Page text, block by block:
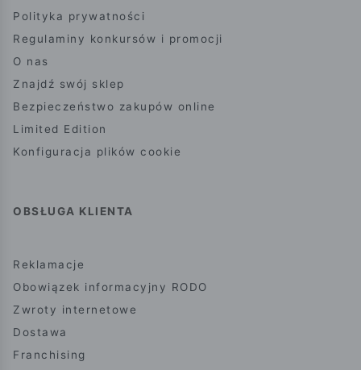
Polityka prywatności
Regulaminy konkursów i promocji
O nas
Znajdź swój sklep
Bezpieczeństwo zakupów online
Limited Edition
Konfiguracja plików cookie
OBSŁUGA KLIENTA
Reklamacje
Obowiązek informacyjny RODO
Zwroty internetowe
Dostawa
Franchising